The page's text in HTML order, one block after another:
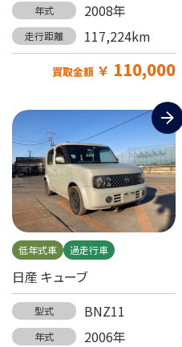
年式 2008年
走行距離 117,224km
買取金額 ￥ 110,000
低年式車 過走行車
日産 キューブ
型式 BNZ11
年式 2006年